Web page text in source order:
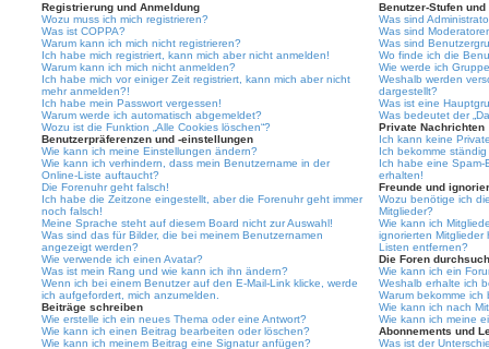
Registrierung und Anmeldung
Wozu muss ich mich registrieren?
Was ist COPPA?
Warum kann ich mich nicht registrieren?
Ich habe mich registriert, kann mich aber nicht anmelden!
Warum kann ich mich nicht anmelden?
Ich habe mich vor einiger Zeit registriert, kann mich aber nicht
mehr anmelden?!
Ich habe mein Passwort vergessen!
Warum werde ich automatisch abgemeldet?
Wozu ist die Funktion „Alle Cookies löschen“?
Benutzerpräferenzen und -einstellungen
Wie kann ich meine Einstellungen ändern?
Wie kann ich verhindern, dass mein Benutzername in der
Online-Liste auftaucht?
Die Forenuhr geht falsch!
Ich habe die Zeitzone eingestellt, aber die Forenuhr geht immer
noch falsch!
Meine Sprache steht auf diesem Board nicht zur Auswahl!
Was sind das für Bilder, die bei meinem Benutzernamen
angezeigt werden?
Wie verwende ich einen Avatar?
Was ist mein Rang und wie kann ich ihn ändern?
Wenn ich bei einem Benutzer auf den E-Mail-Link klicke, werde
ich aufgefordert, mich anzumelden.
Beiträge schreiben
Wie erstelle ich ein neues Thema oder eine Antwort?
Wie kann ich einen Beitrag bearbeiten oder löschen?
Wie kann ich meinem Beitrag eine Signatur anfügen?
Benutzer-Stufen und
Was sind
Was sind
Was sind
Wo finde ich die
Wie werde ich
Weshalb werden
dargestellt?
Was ist eine
Was bedeutet der
Private Nachrichten
Ich kann keine
Ich bekomme
Ich habe eine Spam-
erhalten!
Freunde und
Wozu benötige ich
Mitglieder?
Wie kann ich
ignorierten
Listen entfernen?
Die Foren
Wie kann ich ein
Weshalb erhalte ich
Warum bekomme
Wie kann ich nach
Wie kann ich meine
Abonnements und
Was ist der